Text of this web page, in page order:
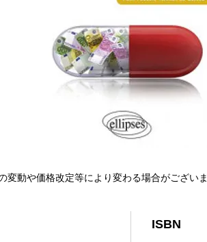
ISBN
変動や価格改定等により変わる場合がござい